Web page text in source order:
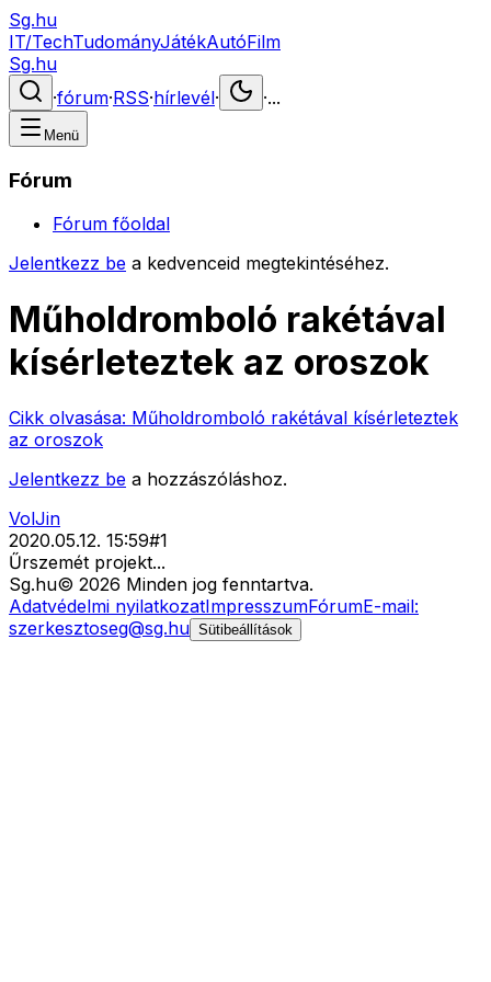
Sg.hu
IT/TechTudományJátékAutóFilm
Sg.hu
·fórum·RSS·hírlevél· ·...
Menü
Fórum
Fórum főoldal
Jelentkezz be a kedvenceid megtekintéséhez.
Műholdromboló rakétával
kísérleteztek az oroszok
Cikk olvasása: Műholdromboló rakétával kísérleteztek
az oroszok
Jelentkezz be a hozzászóláshoz.
VolJin
2020.05.12. 15:59#1
Űrszemét projekt...
Sg.hu© 2026 Minden jog fenntartva.
Adatvédelmi nyilatkozatImpresszumFórumE-mail:
szerkesztoseg@sg.hu Sütibeállítások